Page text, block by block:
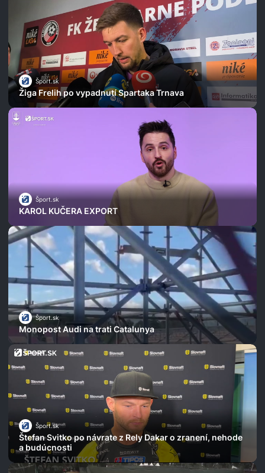
Šport.sk
Žiga Frelih po vypadnutí Spartaka Trnava
Šport.sk
KAROL KUČERA EXPORT
Šport.sk
Monopost Audi na trati Catalunya
Šport.sk
Štefan Svitko po návrate z Rely Dakar o zranení, nehode
a budúcnosti